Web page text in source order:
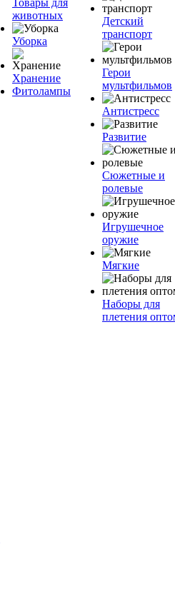
Товары для
животных
Уборка
Хранение
Фитолампы
Детский
транспорт
Герои
мультфильмов
Антистресс
Развитие
Сюжетные и
ролевые
Игрушечное
оружие
Мягкие
Наборы для
плетения